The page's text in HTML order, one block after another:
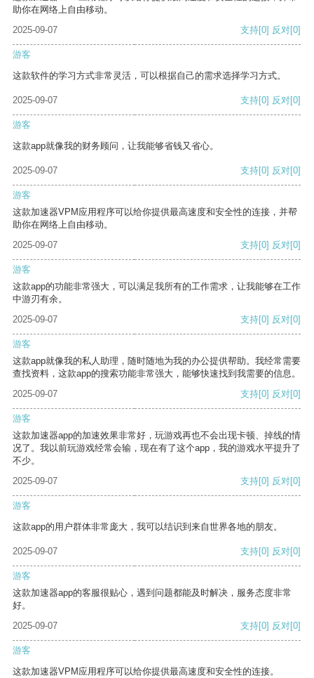
助你在网络上自由移动。
2025-09-07
支持[0] 反对[0]
游客
这款软件的学习方式非常灵活，可以根据自己的需求选择学习方式。
2025-09-07 支持[0] 反对[0]
游客
这款app就像我的财务顾问，让我能够省钱又省心。
2025-09-07 支持[0] 反对[0]
游客
这款加速器VPM应用程序可以给你提供最高速度和安全性的连接，并帮
助你在网络上自由移动。
2025-09-07
支持[0] 反对[0]
游客
这款app的功能非常强大，可以满足我所有的工作需求，让我能够在工作
中游刃有余。
2025-09-07
支持[0] 反对[0]
游客
这款app就像我的私人助理，随时随地为我的办公提供帮助。我经常需要
查找资料，这款app的搜索功能非常强大，能够快速找到我需要的信息。
2025-09-07
支持[0] 反对[0]
游客
这款加速器app的加速效果非常好，玩游戏再也不会出现卡顿、掉线的情
况了。我以前玩游戏经常会输，现在有了这个app，我的游戏水平提升了
不少。
2025-09-07
支持[0] 反对[0]
游客
这款app的用户群体非常庞大，我可以结识到来自世界各地的朋友。
2025-09-07 支持[0] 反对[0]
游客
这款加速器app的客服很贴心，遇到问题都能及时解决，服务态度非常
好。
2025-09-07
支持[0] 反对[0]
游客
这款加速器VPM应用程序可以给你提供最高速度和安全性的连接。